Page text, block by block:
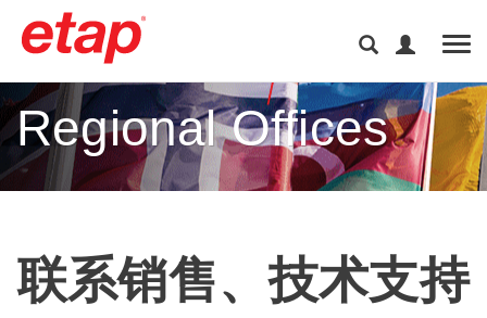
Regional Offices
联系销售、技术支持